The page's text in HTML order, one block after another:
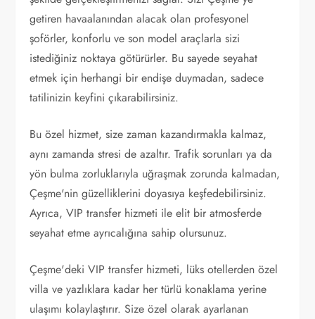
getiren havaalanından alacak olan profesyonel
şoförler, konforlu ve son model araçlarla sizi
istediğiniz noktaya götürürler. Bu sayede seyahat
etmek için herhangi bir endişe duymadan, sadece
tatilinizin keyfini çıkarabilirsiniz.
Bu özel hizmet, size zaman kazandırmakla kalmaz,
aynı zamanda stresi de azaltır. Trafik sorunları ya da
yön bulma zorluklarıyla uğraşmak zorunda kalmadan,
Çeşme'nin güzelliklerini doyasıya keşfedebilirsiniz.
Ayrıca, VIP transfer hizmeti ile elit bir atmosferde
seyahat etme ayrıcalığına sahip olursunuz.
Çeşme'deki VIP transfer hizmeti, lüks otellerden özel
villa ve yazlıklara kadar her türlü konaklama yerine
ulaşımı kolaylaştırır. Size özel olarak ayarlanan